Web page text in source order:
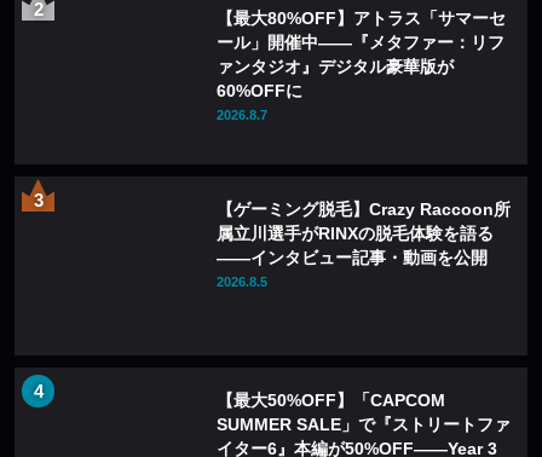
【最大80%OFF】アトラス「サマーセ
ール」開催中——『メタファー：リフ
ァンタジオ』デジタル豪華版が
60%OFFに
2026.8.7
【ゲーミング脱毛】Crazy Raccoon所
属立川選手がRINXの脱毛体験を語る
——インタビュー記事・動画を公開
2026.8.5
【最大50%OFF】「CAPCOM
SUMMER SALE」で『ストリートファ
イター6』本編が50%OFF——Year 3